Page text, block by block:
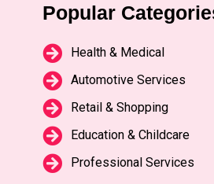
Popular
Health & Medical
Automotive Services
Retail & Shopping
Education & Childcare
Professional Services